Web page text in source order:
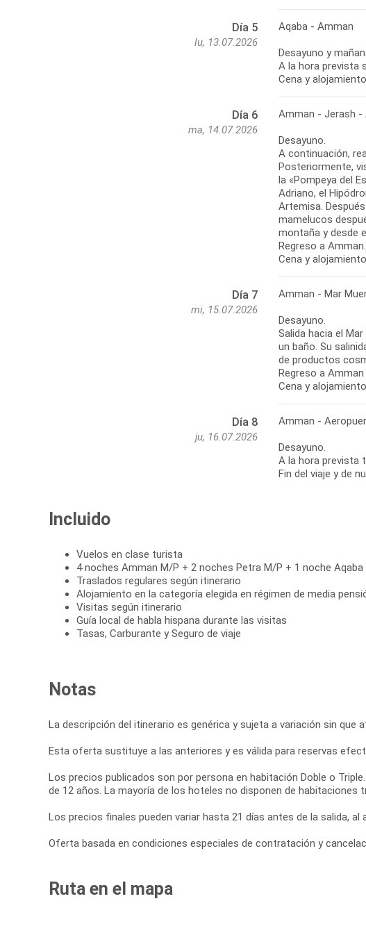
Día 5
lu, 13.07.2026
Aqaba - Amman
Desayuno y
A la hora prevista
Cena y
Día 6
ma, 14.07.2026
Amman - Jerash -
Desayuno.
A continuación,
Posteriormente,
la «Pompeya del
Adriano, el
Artemisa.
mamelucos
montaña y desde
Regreso a Amman.
Cena y
Día 7
mi, 15.07.2026
Amman - Mar
Desayuno.
Salida hacia el
un baño. Su
de productos
Regreso a
Cena y
Día 8
ju, 16.07.2026
Amman -
Desayuno.
A la hora prevista
Fin del viaje y de
Incluido
Vuelos en clase turista
4 noches Amman M/P + 2 noches Petra M/P + 1 noche Aqaba
Traslados regulares según itinerario
Alojamiento en la categoría elegida en régimen de media
Visitas según itinerario
Guía local de habla hispana durante las visitas
Tasas, Carburante y Seguro de viaje
Notas
La descripción del itinerario es genérica y sujeta a variación sin que
Esta oferta sustituye a las anteriores y es válida para reservas
Los precios publicados son por persona en habitación Doble o
de 12 años. La mayoría de los hoteles no disponen de habitaciones
Los precios finales pueden variar hasta 21 días antes de la salida,
Oferta basada en condiciones especiales de contratación y
Ruta en el mapa